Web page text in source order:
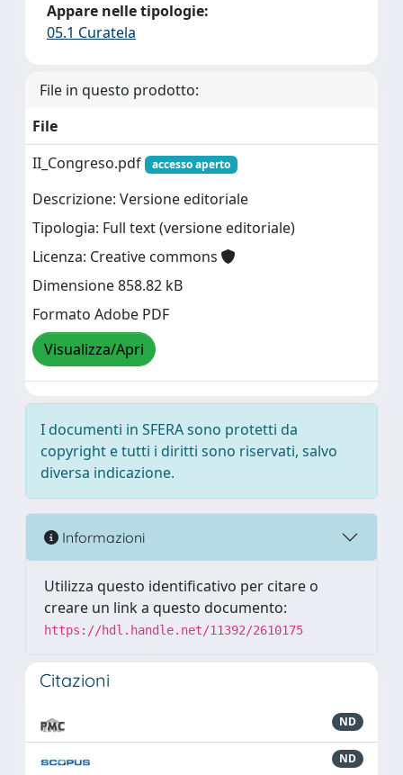
Appare nelle tipologie:
05.1 Curatela
File in questo prodotto:
File
II_Congreso.pdf
accesso aperto
Descrizione: Versione editoriale
Tipologia: Full text (versione editoriale)
Licenza: Creative commons
Dimensione 858.82 kB
Formato Adobe PDF
Visualizza/Apri
I documenti in SFERA sono protetti da
copyright e tutti i diritti sono riservati, salvo
diversa indicazione.
Informazioni
Utilizza questo identificativo per citare o
creare un link a questo documento:
https://hdl.handle.net/11392/2610175
Citazioni
ND
ND